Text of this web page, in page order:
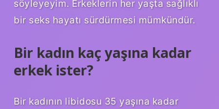
söyleyeyim. Erkeklerin her yaşta sağlıklı
bir seks hayatı sürdürmesi mümkündür.
Bir kadın kaç yaşına kadar
erkek ister?
Bir kadının libidosu 35 yaşına kadar